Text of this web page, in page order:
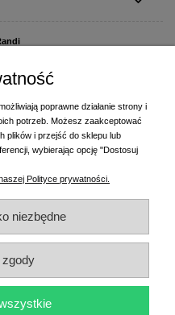
od ul. Plażowej)
- centrala
i drukowanie etykiet
etykiet,
techniczne,biuro@randi.pl
poprawne działanie strony i
potrzeb. Możesz zaakceptować
plików i przejść do sklepu lub
wybierając opcję "Dostosuj
Polityce prywatności.
niezbędne